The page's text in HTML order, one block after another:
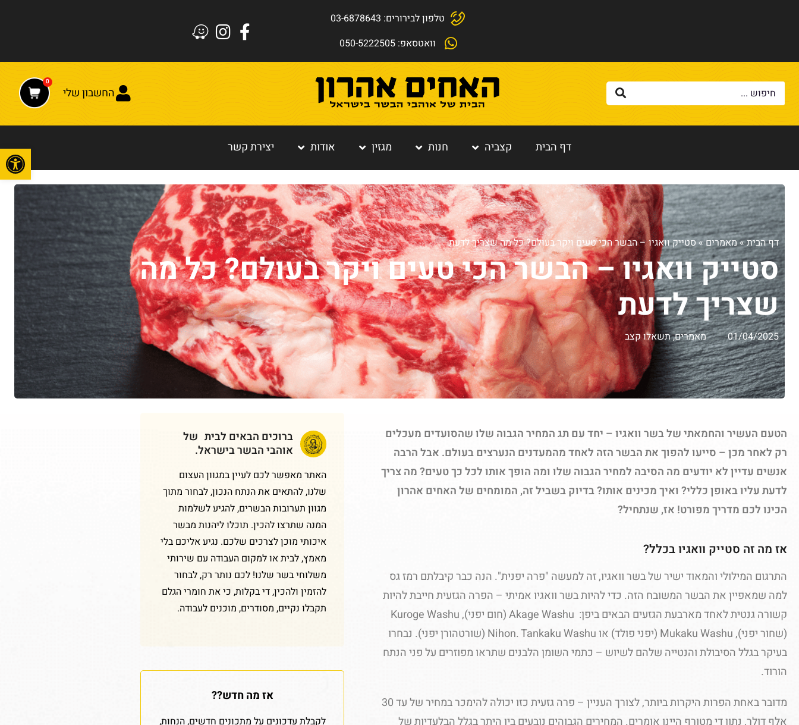
טלפון לבירורים: 03-6878643
וואטסאפ: 050-5222505
החשבון שלי
0
דף הבית קצביה חנות מגזין אודות יצירת קשר
דף הבית»מאמרים»סטייק וואגיו – הבשר הכי טעים ויקר בעולם? כל מה שצריך לדעת
סטייק וואגיו – הבשר הכי טעים ויקר בעולם? כל מה
שצריך לדעת
01/04/2025 מאמרים,תשאלו קצב
הטעם העשיר והחמאתי של בשר וואגיו – יחד עם תג המחיר הגבוה שלו שהסועדים מעכלים
רק לאחר מכן – סייעו להפוך את הבשר הזה לאחד מהמעדנים הנערצים בעולם. אבל הרבה
אנשים עדיין לא יודעים מה הסיבה למחיר הגבוה שלו ומה הופך אותו לכל כך טעים? מה צריך
לדעת עליו באופן כללי? ואיך מכינים אותו? בדיוק בשביל זה, המומחים של האחים אהרון
הכינו לכם מדריך מפורט! אז, שנתחיל?
אז מה זה סטייק וואגיו בכלל?
התרגום המילולי והמאוד ישיר של בשר וואגיו, זה למעשה "פרה יפנית". הנה כבר קיבלתם רמז גס
למה שמאפיין את הבשר המשובח הזה. כדי להיות בשר וואגיו אמיתי – הפרה הגזעית חייבת להיות
קשורה גנטית לאחד מארבעת הגזעים הבאים ביפן: Akage Washu (חום יפני), Kuroge Washu
(שחור יפני), Mukaku Washu (יפני פולד) או Nihon. Tankaku Washu (שורטהורן יפני). נבחרו
בעיקר בגלל הסיבולת והנטייה שלהם לשיוש – כתמי השומן הלבנים שתראו מפוזרים על פני הנתח
הורוד.
מדובר באחת הפרות היקרות ביותר, לצורך העניין – פרה גזעית כזו יכולה להימכר במחיר של עד 30
אלף דולר, נתון די מטורף היינו אומרים. המחירים הגבוהים נובעים בין היתר בגלל הבלעדיות של
ברוכים הבאים לבית של
אוהבי הבשר בישראל.
האתר מאפשר לכם לעיין במגוון העצום
שלנו, להתאים את הנתח הנכון, לבחור מתוך
מגוון תערובות הבשרים, להגיע לשלמות
המנה שתרצו להכין. תוכלו ליהנות מבשר
איכותי מוכן לצרכים שלכם. נגיע אליכם בלי
מאמץ, לבית או למקום העבודה עם שירותי
משלוחי בשר שלנו! לכם נותר רק, לבחור
להזמין ולהכין, די בקלות, כי את חומרי הגלם
תקבלו נקיים, מסודרים, מוכנים לעבודה.
אז מה חדש??
לקבלת עדכונים על מתכונים חדשים, הנחות,